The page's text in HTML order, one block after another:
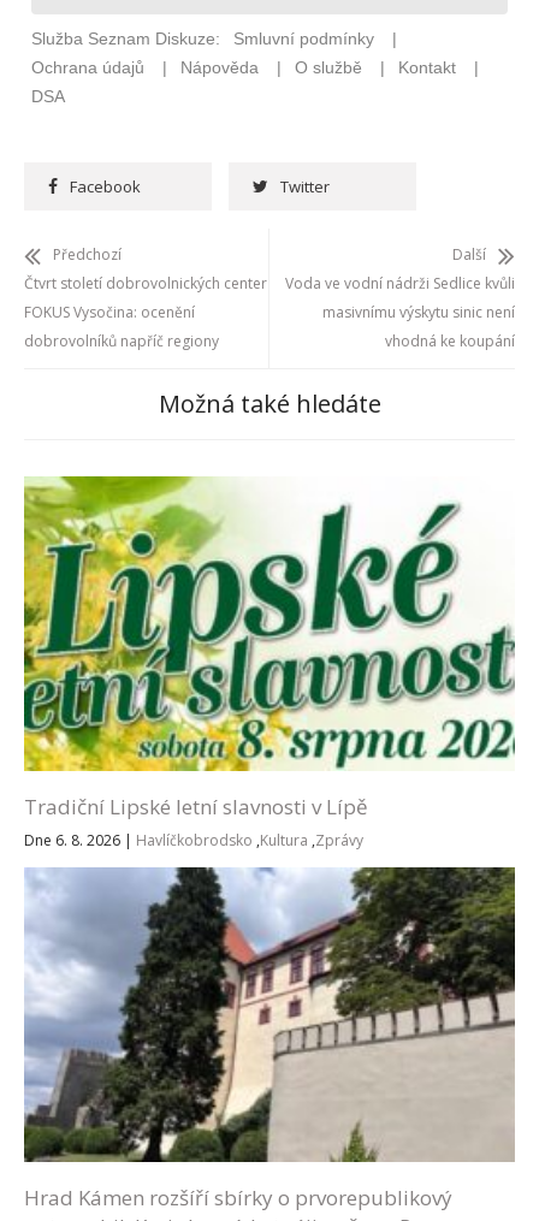
Facebook Twitter
Předchozí
Čtvrt století dobrovolnických center
FOKUS Vysočina: ocenění
dobrovolníků napříč regiony
Další
Voda ve vodní nádrži Sedlice kvůli
masivnímu výskytu sinic není
vhodná ke koupání
Možná také hledáte
Tradiční Lipské letní slavnosti v Lípě
Dne 6. 8. 2026 | Havlíčkobrodsko ,Kultura ,Zprávy
Hrad Kámen rozšíří sbírky o prvorepublikový